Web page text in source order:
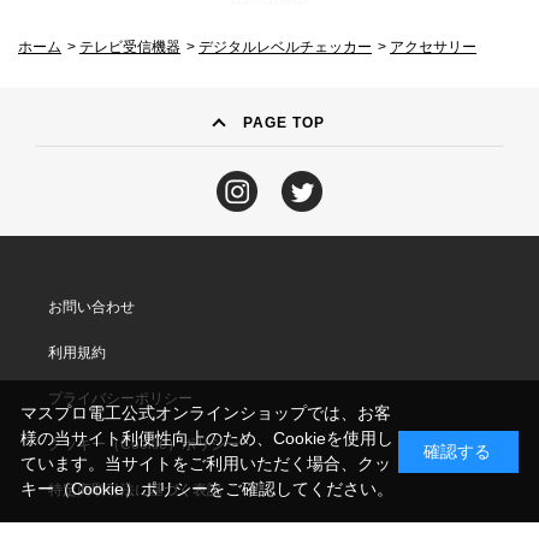
ホーム > テレビ受信機器 > デジタルレベルチェッカー > アクセサリー
PAGE TOP
お問い合わせ
利用規約
プライバシーポリシー
クッキー（Cookie）ポリシー
特定商取引法に基づく表記
マスプロ電工公式オンラインショップでは、お客
様の当サイト利便性向上のため、Cookieを使用し
ています。当サイトをご利用いただく場合、クッ
キー（Cookie）ポリシーをご確認してください。
確認する